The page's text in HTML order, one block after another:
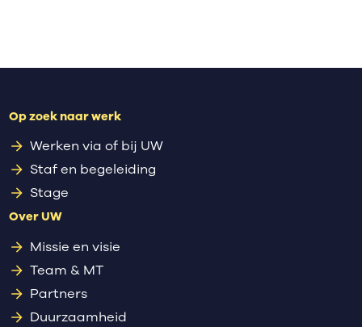
Op zoek naar werk
Werken via of bij UW
Staf en begeleiding
Stage
Over UW
Missie en visie
Team & MT
Partners
Duurzaamheid